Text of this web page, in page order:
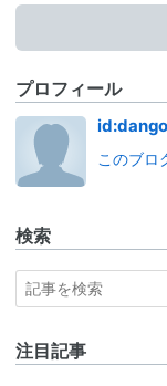
プロフィール
このブロ
検索
注目記事